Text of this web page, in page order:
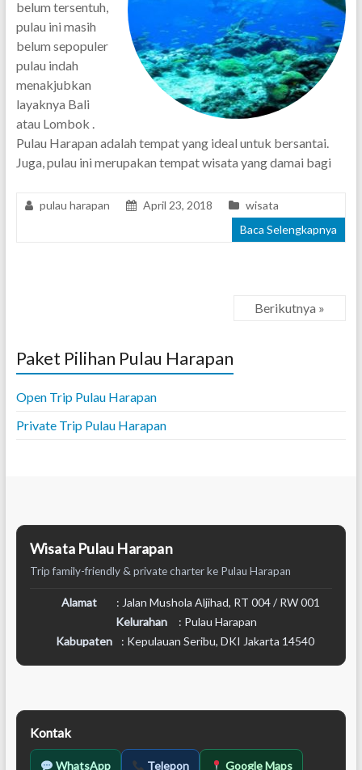
belum tersentuh,
pulau ini masih
belum sepopuler
pulau indah
menakjubkan
layaknya Bali
atau Lombok .
Pulau Harapan adalah tempat yang ideal untuk bersantai.
Juga, pulau ini merupakan tempat wisata yang damai bagi
pulau harapan April 23, 2018
wisata
Baca Selengkapnya
Berikutnya »
Paket Pilihan Pulau Harapan
Open Trip Pulau Harapan
Private Trip Pulau Harapan
Wisata Pulau Harapan
Trip family-friendly & private charter ke Pulau Harapan
Alamat
: Jalan Mushola Aljihad, RT 004 / RW 001
Kelurahan
: Pulau Harapan
Kabupaten
: Kepulauan Seribu, DKI Jakarta 14540
Kontak
WhatsApp Telepon Google Maps